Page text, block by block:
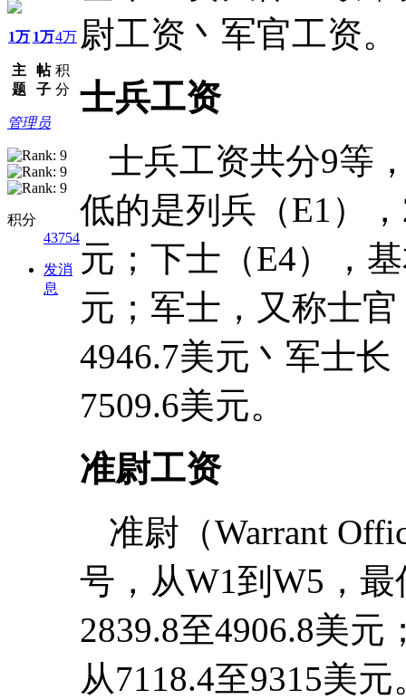
1万
主
题
1万
帖
子
4万
积
分
管理员
积分
43754
发消
息
尉工资丶军官工资。
士兵工资
士兵工资共分9等
低的是列兵（E1）
元；下士（E4），
元；军士，又称士
4946.7美元丶军士
7509.6美元。
准尉工资
准尉（Warrant
号，从W1到W5，
2839.8至4906.8美
从7118.4至9315美